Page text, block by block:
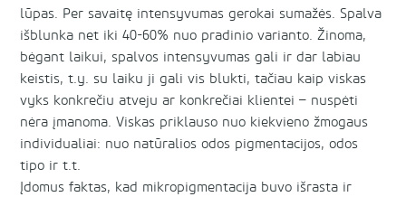
lūpas. Per savaitę intensyvumas gerokai sumažės. Spalva
išblunka net iki 40-60% nuo pradinio varianto. Žinoma,
bėgant laikui, spalvos intensyvumas gali ir dar labiau
keistis, t.y. su laiku ji gali vis blukti, tačiau kaip viskas
vyks konkrečiu atveju ar konkrečiai klientei – nuspėti
nėra įmanoma. Viskas priklauso nuo kiekvieno žmogaus
individualiai: nuo natūralios odos pigmentacijos, odos
tipo ir t.t.
Įdomus faktas, kad mikropigmentacija buvo išrasta ir